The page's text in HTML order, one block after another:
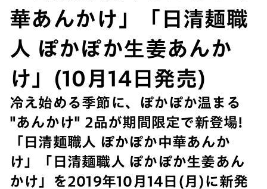
華あんかけ」「日清麺職
人 ぽかぽか生姜あんか
け」(10月14日発売)
冷え始める季節に、ぽかぽか温まる
"あんかけ" 2品が期間限定で新登場!
「日清麺職人 ぽかぽか中華あんか
け」「日清麺職人 ぽかぽか生姜あん
かけ」を2019年10月14日(月)に新発